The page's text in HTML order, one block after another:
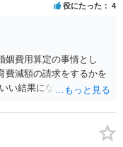
で「大好き」と送っ
と思われますが、それ
せん。 現実的には、ま
です。離婚を求めるの
めるのかで進め方が変
、指名履歴、プレゼント
は保存しておくとよい
役にたった 4
費用算定の事情とし
減額の請求をするかを
い結果になるといいです